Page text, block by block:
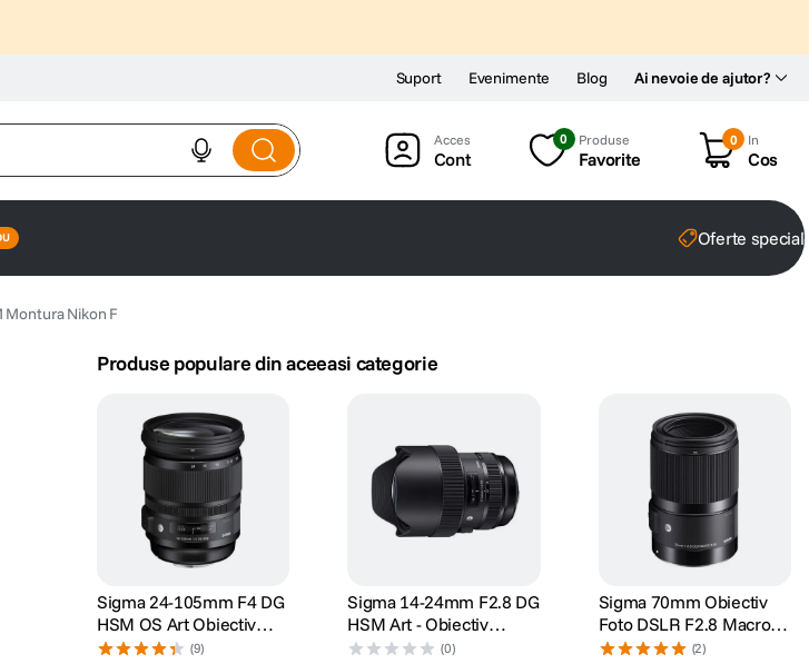
Ai nevoie de ajutor?
Suport Evenimente Blog
Cont
0 Produse
Favorite
0 In
Cos
Oferte
Montura Nikon F
Produse populare din aceeasi categorie
Sigma 24-105mm F4 DG
HSM OS Art Obiectiv
pentru Nikon FX
(9)
Sigma 14-24mm F2.8 DG
HSM Art - Obiectiv
pentru Nikon FX
(0)
Sigma 70mm Obiectiv
Foto DSLR F2.8 Macro
1:1 Montura Canon EF
(2)